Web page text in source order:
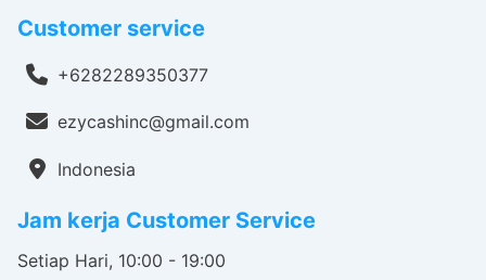
Customer service
+6282289350377
ezycashinc@gmail.com
Indonesia
Jam kerja Customer Service
Setiap Hari, 10:00 - 19:00